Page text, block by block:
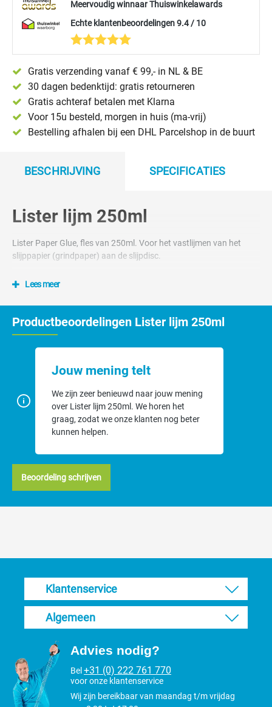
Meervoudig winnaar Thuiswinkelawards
Echte klantenbeoordelingen 9.4 / 10
Gratis verzending vanaf € 99,- in NL & BE
30 dagen bedenktijd: gratis retourneren
Gratis achteraf betalen met Klarna
Voor 15u besteld, morgen in huis (ma-vrij)
Bestelling afhalen bij een DHL Parcelshop in de buurt
BESCHRIJVING SPECIFICATIES
Lister lijm 250ml
Lister Paper Glue, fles van 250ml. Voor het vastlijmen van het
slijppapier (grindpaper) aan de slijpdisc.
Lees meer
Productbeoordelingen Lister lijm 250ml
Jouw mening telt
We zijn zeer benieuwd naar jouw mening
over Lister lijm 250ml. We horen het
graag, zodat we onze klanten nog beter
kunnen helpen.
Beoordeling schrijven
Klantenservice
Algemeen
Advies nodig?
Bel +31 (0) 222 761 770
voor onze klantenservice
Wij zijn bereikbaar van maandag t/m vrijdag